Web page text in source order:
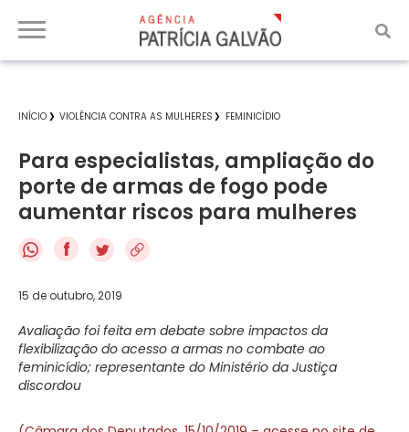
INÍCIO VIOLÊNCIA CONTRA AS MULHERES FEMINICÍDIO
Para especialistas, ampliação do
porte de armas de fogo pode
aumentar riscos para mulheres
f
15 de outubro, 2019
Avaliação foi feita em debate sobre impactos da
flexibilização do acesso a armas no combate ao
feminicídio; representante do Ministério da Justiça
discordou